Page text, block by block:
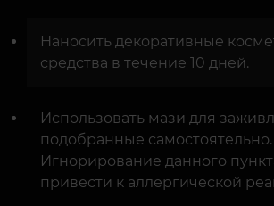
Наносить декоративные
средства в течение 10 дней.
Использовать мази для
подобранные самостоятельно.
Игнорирование данного
привести к аллергической